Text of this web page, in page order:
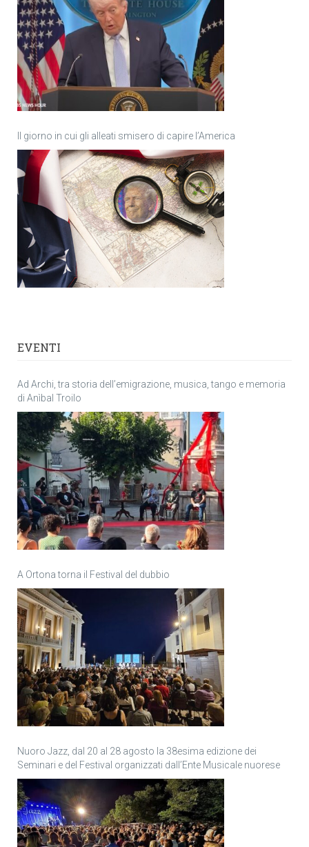
Il giorno in cui gli alleati smisero di capire l’America
EVENTI
Ad Archi, tra storia dell’emigrazione, musica, tango e memoria
di Anìbal Troilo
A Ortona torna il Festival del dubbio
Nuoro Jazz, dal 20 al 28 agosto la 38esima edizione dei
Seminari e del Festival organizzati dall’Ente Musicale nuorese